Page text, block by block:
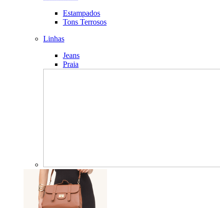
Estampados
Tons Terrosos
Linhas
Jeans
Praia